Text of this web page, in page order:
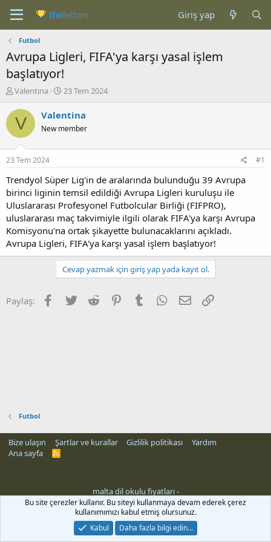
Giriş yap
Futbol
Avrupa Ligleri, FIFA'ya karşı yasal işlem
başlatıyor!
K
n
b
u
u
b
a
l
a
t
a
n
Valentina
B
ş
a
ç
t
a
r
i
h
i
23 Tem 2024
V Valentina
New member
23 Tem 2024 #1
Trendyol Süper Lig'in de aralarında bulunduğu 39 Avrupa
birinci liginin temsil edildiği Avrupa Ligleri kuruluşu ile
Uluslararası Profesyonel Futbolcular Birliği (FIFPRO),
uluslararası maç takvimiyle ilgili olarak FIFA'ya karşı Avrupa
Komisyonu'na ortak şikayette bulunacaklarını açıkladı.
Avrupa Ligleri, FIFA'ya karşı yasal işlem başlatıyor!
Cevap yazmak için giriş yap yada kayıt ol.
Paylaş: Facebook
Twitter Reddit PinterestTumblr WhatsApp
E-posta
Futbol
Bize ulaşın Şartlar ve kurallar Gizlilik politikası
Yardım
Ana sayfa
R
malta dil okulu fiyatları-
Bu site çerezler kullanır. Bu siteyi kullanmaya devam ederek çerez
kullanımımızı kabul etmiş olursunuz.
Kabul
Daha fazla bilgi edin…